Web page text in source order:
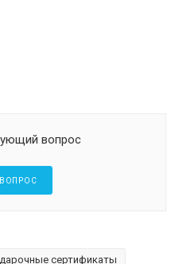
вопрос
ВОПРОС
сертификаты